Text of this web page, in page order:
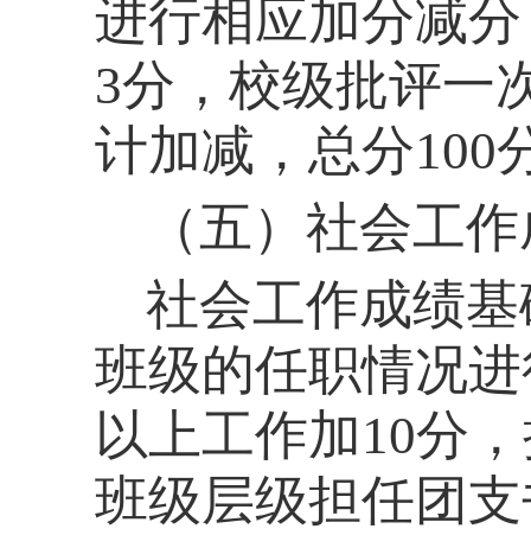
进行相应加分减
3分，校级批评一
计加减，总分100
（五） 社会工
社会工作成绩
班级的任职情况
以上工作加10分
班级层级担任团